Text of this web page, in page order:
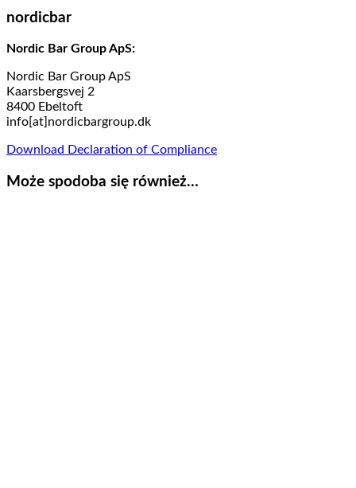
nordicbar
Nordic Bar Group ApS:
Nordic Bar Group ApS
Kaarsbergsvej 2
8400 Ebeltoft
info[at]nordicbargroup.dk
Download Declaration of Compliance
Może spodoba się również…